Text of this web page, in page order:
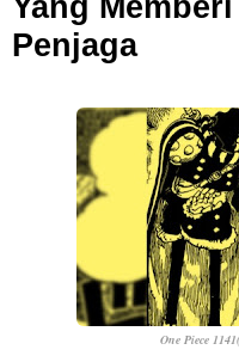
Penjaga
One Piece